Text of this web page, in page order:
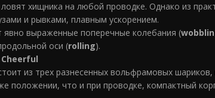
ловят хищника на любой проводке. Однако из
и рывками, плавным ускорением.
явно выраженные поперечные колебания (
оси (rolling).
из трех разнесенных вольфрамовых
положении, что и при проводке, компактный